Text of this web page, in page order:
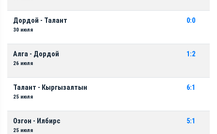
Дордой - Талант
30 июля
0:0
Алга - Дордой
26 июля
1:2
Талант - Кыргызалтын
25 июля
6:1
Озгон - Илбирс
25 июля
5:1